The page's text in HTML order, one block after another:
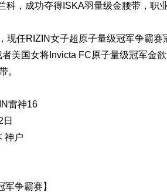
科，成功夺得ISKA羽量级金腰带，职
任RIZIN女子超原子量级冠军争霸赛
美国女将Invicta FC原子量级冠军金
。
雷神16
神户
军争霸赛】